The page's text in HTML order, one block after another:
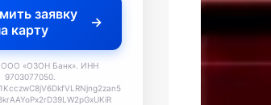
заявку
карту
ООО «ОЗОН Банк». ИНН
9703077050.